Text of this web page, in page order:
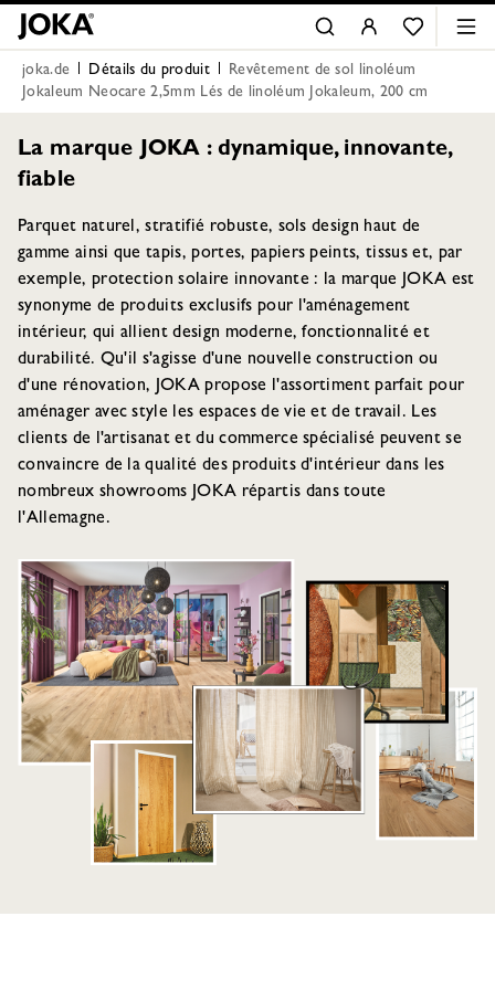
joka.de Détails du produit
Revêtement de sol linoléum
Jokaleum Neocare 2,5mm Lés de linoléum Jokaleum, 200 cm
La marque JOKA : dynamique, innovante,
fiable
Parquet naturel, stratifié robuste, sols design haut de
gamme ainsi que tapis, portes, papiers peints, tissus et, par
exemple, protection solaire innovante : la marque JOKA est
synonyme de produits exclusifs pour l'aménagement
intérieur, qui allient design moderne, fonctionnalité et
durabilité. Qu'il s'agisse d'une nouvelle construction ou
d'une rénovation, JOKA propose l'assortiment parfait pour
aménager avec style les espaces de vie et de travail. Les
clients de l'artisanat et du commerce spécialisé peuvent se
convaincre de la qualité des produits d'intérieur dans les
nombreux showrooms JOKA répartis dans toute
l'Allemagne.